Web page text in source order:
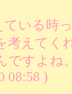
ている時
考えてく
ですよね
08:58 )